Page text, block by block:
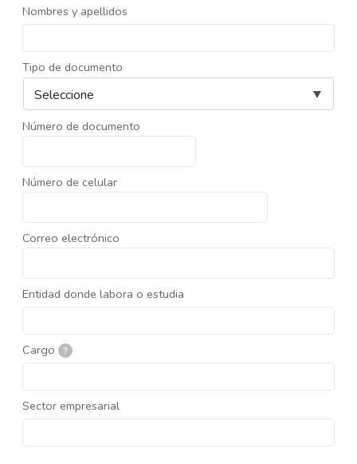
Nombres y apellidos
Tipo de documento
Número de documento
Número de celular
Correo electrónico
Entidad donde labora o estudia
Cargo ?
Sector empresarial